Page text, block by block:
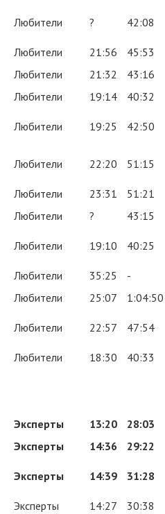
Любители ? 42:08
Любители 21:56
45:53
Любители 21:32
43:16
Любители 19:14 40:32
Любители 19:25 42:50
Любители 22:20 51:15
Любители 23:31
51:21
Любители ? 43:15
Любители 19:10 40:25
Любители 35:25
-
Любители 25:07 1:04:50
Любители 22:57 47:54
Любители 18:30 40:33
Эксперты 13:20
28:03
Эксперты 14:36 29:22
Эксперты 14:39 31:28
Эксперты 14:27 30:38